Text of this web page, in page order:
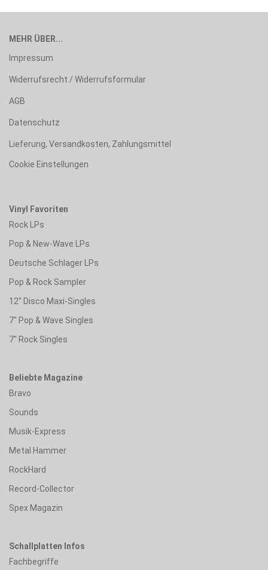
MEHR ÜBER...
Impressum
Widerrufsrecht / Widerrufsformular
AGB
Datenschutz
Lieferung, Versandkosten, Zahlungsmittel
Cookie Einstellungen
Vinyl Favoriten
Rock LPs
Pop & New-Wave LPs
Deutsche Schlager LPs
Pop & Rock Sampler
12" Disco Maxi-Singles
7" Pop & Wave Singles
7" Rock Singles
Beliebte Magazine
Bravo
Sounds
Musik-Express
Metal Hammer
RockHard
Record-Collector
Spex Magazin
Schallplatten Infos
Fachbegriffe